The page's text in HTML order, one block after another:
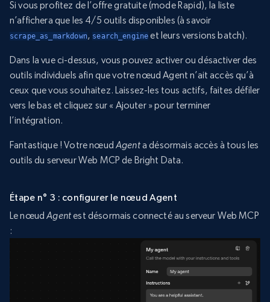
Si vous profitez de l’offre gratuite (mode Rapid), la liste
n’affichera que les 4/5 outils disponibles (à savoir
scrape_as_markdown, search_engine et leurs versions batch).
Dans la vue ci-dessus, vous pouvez activer ou désactiver des
outils individuels afin que votre nœud Agent n’ait accès qu’à
ceux que vous souhaitez. Laissez-les tous actifs, faites défiler
vers le bas et cliquez sur « Ajouter » pour terminer
l’intégration.
Fantastique ! Votre nœud Agenta désormais accès à tous les
outils du serveur Web MCP de Bright Data.
Étape n° 3 : configurer le nœud Agent
Le nœudAgentest désormais connecté au serveur Web MCP
: